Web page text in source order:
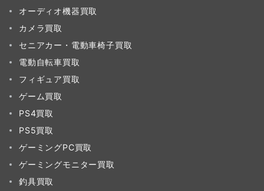
オーディオ機器買取
カメラ買取
セニアカー・電動車椅子買取
電動自転車買取
フィギュア買取
ゲーム買取
PS4買取
PS5買取
ゲーミングPC買取
ゲーミングモニター買取
釣具買取